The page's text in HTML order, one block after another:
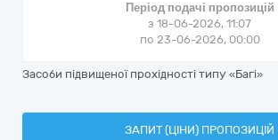
Період подачі пропозицій
з 18-06-2026, 11:07
по 23-06-2026, 00:00
Засоби підвищеної прохідності типу «Багі»
ЗАПИТ (ЦІНИ) ПРОПОЗИЦІЙ